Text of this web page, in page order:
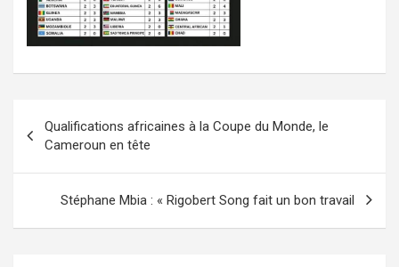
de
l’article
Qualifications africaines à la Coupe du Monde, le
Cameroun en tête
Stéphane Mbia : « Rigobert Song fait un bon travail